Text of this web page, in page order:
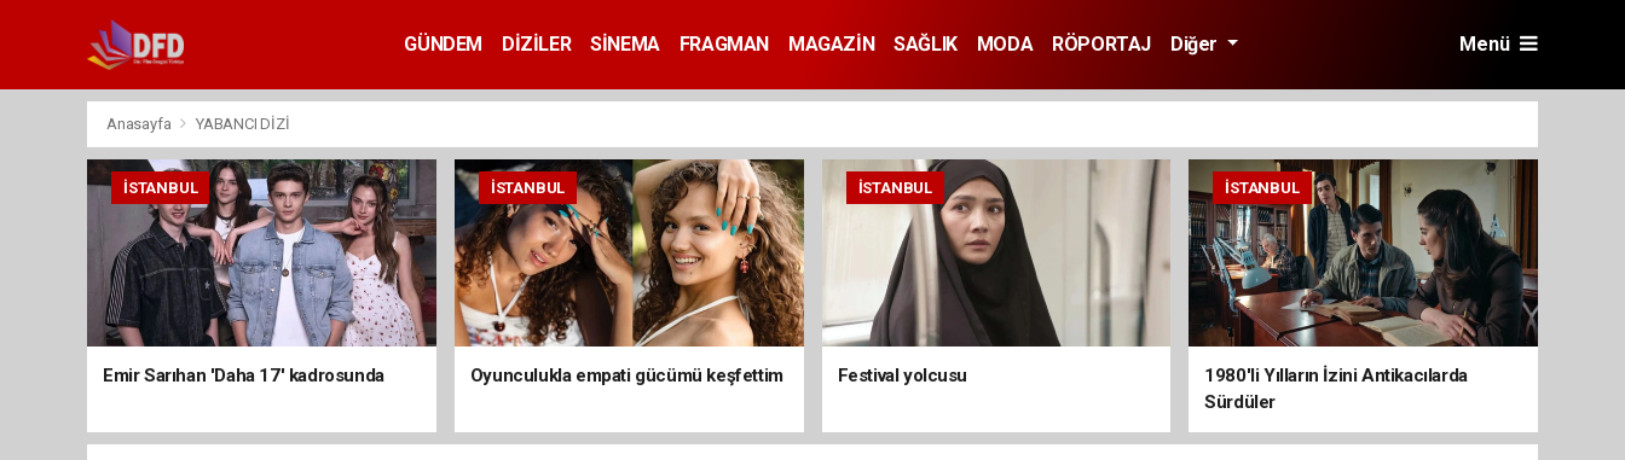
GÜNDEM DİZİLER SİNEMA FRAGMAN MAGAZİN SAĞLIK MODA RÖPORTAJ Diğer Menü
Anasayfa YABANCI DİZİ
İSTANBUL
Emir Sarıhan 'Daha 17' kadrosunda
İSTANBUL
Oyunculukla empati gücümü keşfettim
İSTANBUL
Festival yolcusu
İSTANBUL
1980'li Yılların İzini Antikacılarda
Sürdüler